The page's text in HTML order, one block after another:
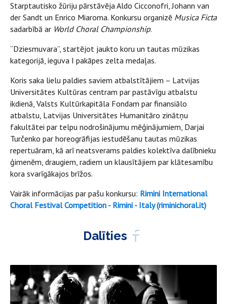
Starptautisko žūriju pārstāvēja Aldo Cicconofri, Johann van
der Sandt un Enrico Miaroma. Konkursu organizē Musica Ficta
sadarbībā ar World Choral Championship.
“Dziesmuvara”, startējot jaukto koru un tautas mūzikas
kategorijā, ieguva I pakāpes zelta medaļas.
Koris saka lielu paldies saviem atbalstītājiem – Latvijas
Universitātes Kultūras centram par pastāvīgu atbalstu
ikdienā, Valsts Kultūrkapitāla Fondam par finansiālo
atbalstu, Latvijas Universitātes Humanitāro zinātņu
fakultātei par telpu nodrošinājumu mēģinājumiem, Darjai
Turčenko par horeogrāfijas iestudēšanu tautas mūzikas
repertuāram, kā arī neatsverams paldies kolektīva dalībnieku
ģimenēm, draugiem, radiem un klausītājiem par klātesamību
kora svarīgākajos brīžos.
Vairāk informācijas par pašu konkursu: Rimini International
Choral Festival Competition - Rimini - Italy (riminichoral.it)
Dalīties